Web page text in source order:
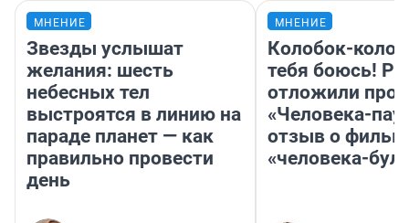
МНЕНИЕ
Звезды услышат
желания: шесть
небесных тел
выстроятся в линию на
параде планет — как
правильно провести
день
МНЕНИЕ
Колобок-
тебя боюсь!
отложили
«Человека-
отзыв о
«человека-